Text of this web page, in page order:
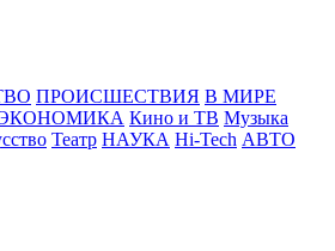
ПРОИСШЕСТВИЯ В МИРЕ
Кино и ТВ Музыка
Театр НАУКА Hi-Tech АВТО